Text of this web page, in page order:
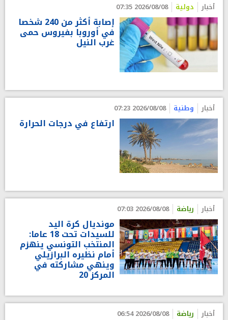
أخبار دولية 2026/08/08 07:35
إصابة أكثر من 240 شخصا
في أوروبا بفيروس حمى
غرب النيل
أخبار وطنية 2026/08/08 07:23
ارتفاع في درجات الحرارة
أخبار رياضة 2026/08/08 07:03
مونديال كرة اليد
للسيدات تحت 18 عاما:
المنتخب التونسي ينهزم
أمام نظيره البرازيلي
وينهي مشاركته في
المركز 20
أخبار رياضة 2026/08/08 06:54